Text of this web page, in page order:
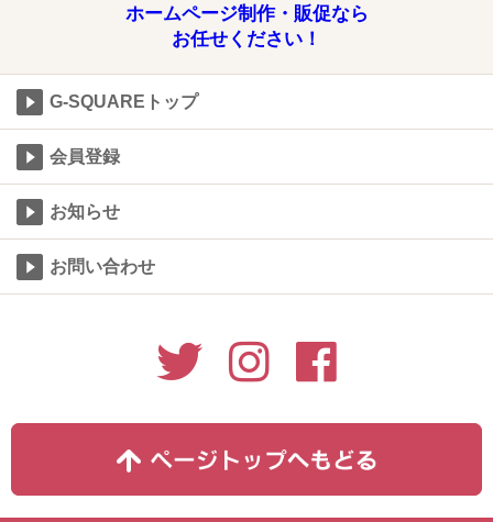
ホームページ制作・販促なら
お任せください！
G-SQUAREトップ
会員登録
お知らせ
お問い合わせ